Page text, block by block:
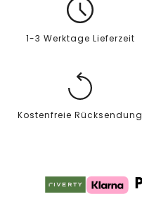
1-3 Werktage Lieferzeit
Kostenfreie Rücksendung